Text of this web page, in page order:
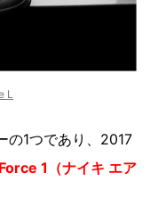
L
の1つであり、2017
1（ナイキ エア